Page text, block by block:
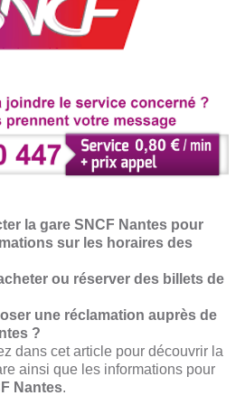
la gare SNCF Nantes pour
sur les horaires des
ou réserver des billets de
une réclamation auprès de
?
dans cet article pour découvrir la
ainsi que les informations pour
Nantes.